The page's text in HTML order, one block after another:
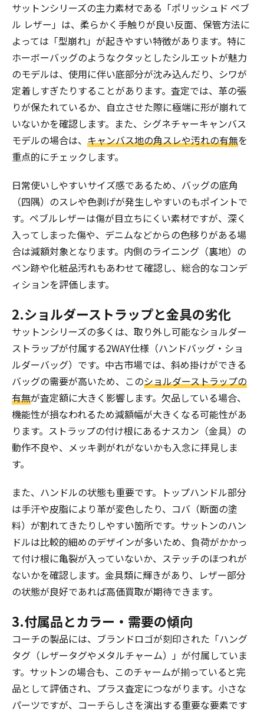
サットンシリーズの主力素材である「ポリッシュド ペブ
ル レザー」は、柔らかく手触りが良い反面、保管方法に
よっては「型崩れ」が起きやすい特徴があります。特に
ホーボーバッグのようなクタッとしたシルエットが魅力
のモデルは、使用に伴い底部分が沈み込んだり、シワが
定着しすぎたりすることがあります。査定では、革の張
りが保たれているか、自立させた際に極端に形が崩れて
いないかを確認します。また、シグネチャーキャンバス
モデルの場合は、 キャンバス地の角スレや汚れの有無を
重点的にチェックします。
日常使いしやすいサイズ感であるため、バッグの底角
（四隅）のスレや色剥げが発生しやすいのもポイントで
す。ペブルレザーは傷が目立ちにくい素材ですが、深く
入ってしまった傷や、デニムなどからの色移りがある場
合は減額対象となります。内側のライニング（裏地）の
ペン跡や化粧品汚れもあわせて確認し、総合的なコンデ
ィションを評価します。
2.ショルダーストラップと金具の劣化
サットンシリーズの多くは、取り外し可能なショルダー
ストラップが付属する2WAY仕様（ハンドバッグ・ショ
ルダーバッグ）です。中古市場では、斜め掛けができる
バッグの需要が高いため、このショルダーストラップの
有無が査定額に大きく影響します。欠品している場合、
機能性が損なわれるため減額幅が大きくなる可能性があ
ります。ストラップの付け根にあるナスカン（金具）の
動作不良や、メッキ剥がれがないかも入念に拝見しま
す。
また、ハンドルの状態も重要です。トップハンドル部分
は手汗や皮脂により革が変色したり、コバ（断面の塗
料）が割れてきたりしやすい箇所です。サットンのハン
ドルは比較的細めのデザインが多いため、負荷がかかっ
て付け根に亀裂が入っていないか、ステッチのほつれが
ないかを確認します。金具類に輝きがあり、レザー部分
の状態が良好であれば高価買取が期待できます。
3.付属品とカラー・需要の傾向
コーチの製品には、ブランドロゴが刻印された「ハング
タグ（レザータグやメタルチャーム）」が付属していま
す。サットンの場合も、このチャームが揃っていると完
品として評価され、プラス査定につながります。小さな
パーツですが、コーチらしさを演出する重要な要素です